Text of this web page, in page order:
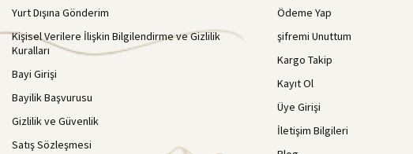
Yurt Dışına Gönderim
Kişisel Verilere İlişkin Bilgilendirme ve Gizlilik
Kuralları
Bayi Girişi
Bayilik Başvurusu
Gizlilik ve Güvenlik
Satış Sözleşmesi
Ödeme Yap
şifremi Unuttum
Kargo Takip
Kayıt Ol
Üye Girişi
İletişim Bilgileri